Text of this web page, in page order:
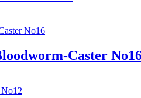
Caster